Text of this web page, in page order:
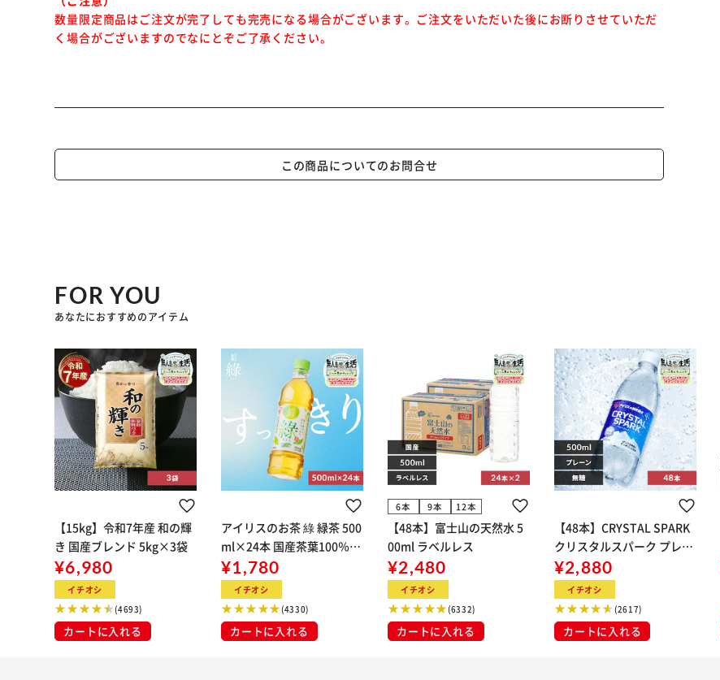
数量限定商品はご注文が完了しても完売になる場合がございます。ご注文をいただいた後にお断りさせていただ
く場合がございますのでなにとぞご了承ください。
この商品についてのお問合せ
FOR YOU
あなたにおすすめのアイテム
【15kg】令和7年産 和の輝
き 国産ブレンド 5kg×3袋
¥6,980
イチオシ
(4693)
カートに入れる
アイリスのお茶 綠 緑茶 500
ml×24本 国産茶葉100％使
用
¥1,780
イチオシ
(4330)
カートに入れる
6本 9本 12本
【48本】富士山の天然水 5
00ml ラベルレス
¥2,480
イチオシ
(6332)
カートに入れる
【48本】CRYSTAL SPARK
クリスタルスパーク プレー
ン 500ml
¥2,880
イチオシ
(2617)
カートに入れる